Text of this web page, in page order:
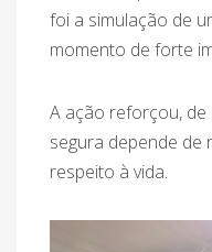
foi a simulação de
momento de forte
A ação reforçou, de
segura depende de
respeito à vida.